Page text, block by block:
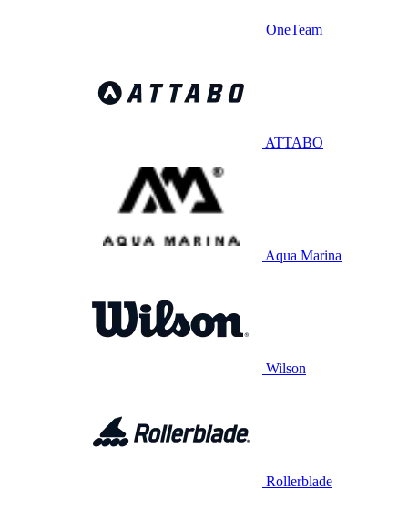
OneTeam
ATTABO
Aqua Marina
Wilson
Rollerblade